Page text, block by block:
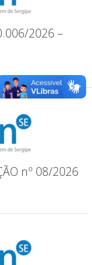
2026 –
nº 08/2026